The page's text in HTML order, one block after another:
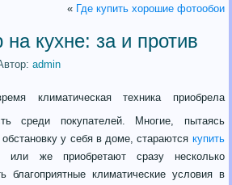
« Где купить хорошие фотообои
кухне: за и против
admin
климатическая техника приобрела
среди покупателей.
Многие, пытаясь
у себя в доме, стараются купить
или же приобретают сразу несколько
благоприятные климатические условия в